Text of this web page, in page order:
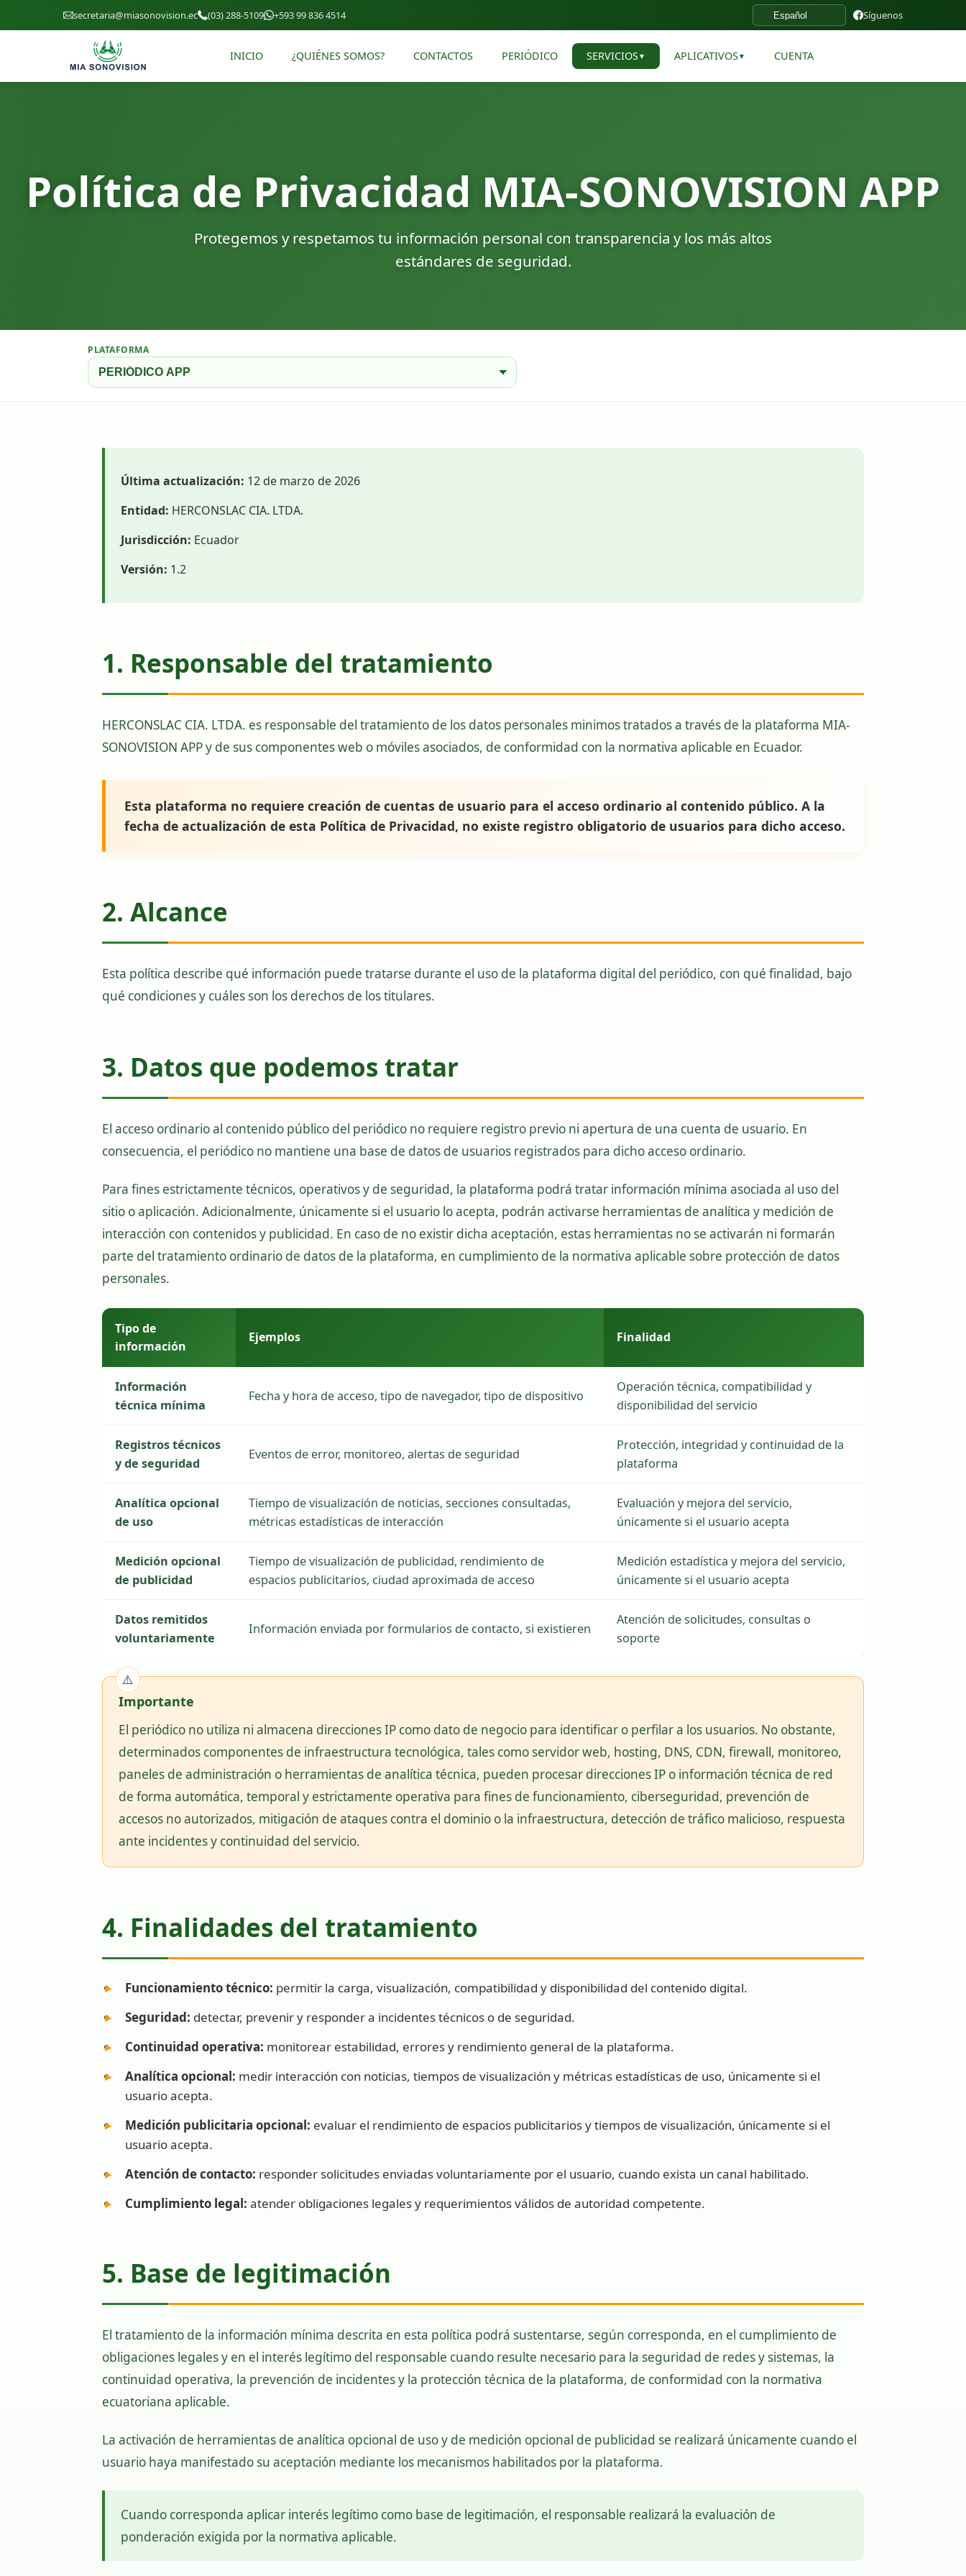
secretaria@miasonovision.ec (03) 288-5109 +593 99 836 4514 Seleccionar idioma Síguenos
INICIO ¿QUIÉNES SOMOS? CONTACTOS PERIÓDICO SERVICIOS▼ APLICATIVOS▼ CUENTA
Política de Privacidad MIA-SONOVISION APP
Protegemos y respetamos tu información personal con transparencia y los más altos
estándares de seguridad.
PLATAFORMA
Última actualización: 12 de marzo de 2026
Entidad: HERCONSLAC CIA. LTDA.
Jurisdicción: Ecuador
Versión: 1.2
1. Responsable del tratamiento
HERCONSLAC CIA. LTDA. es responsable del tratamiento de los datos personales minimos tratados a través de la plataforma MIA-
SONOVISION APP y de sus componentes web o móviles asociados, de conformidad con la normativa aplicable en Ecuador.
Esta plataforma no requiere creación de cuentas de usuario para el acceso ordinario al contenido público. A la
fecha de actualización de esta Política de Privacidad, no existe registro obligatorio de usuarios para dicho acceso.
2. Alcance
Esta política describe qué información puede tratarse durante el uso de la plataforma digital del periódico, con qué finalidad, bajo
qué condiciones y cuáles son los derechos de los titulares.
3. Datos que podemos tratar
El acceso ordinario al contenido público del periódico no requiere registro previo ni apertura de una cuenta de usuario. En
consecuencia, el periódico no mantiene una base de datos de usuarios registrados para dicho acceso ordinario.
Para fines estrictamente técnicos, operativos y de seguridad, la plataforma podrá tratar información mínima asociada al uso del
sitio o aplicación. Adicionalmente, únicamente si el usuario lo acepta, podrán activarse herramientas de analítica y medición de
interacción con contenidos y publicidad. En caso de no existir dicha aceptación, estas herramientas no se activarán ni formarán
parte del tratamiento ordinario de datos de la plataforma, en cumplimiento de la normativa aplicable sobre protección de datos
personales.
Tipo de
información
Ejemplos Finalidad
Información
técnica mínima
Fecha y hora de acceso, tipo de navegador, tipo de dispositivo
Operación técnica, compatibilidad y
disponibilidad del servicio
Registros técnicos
y de seguridad
Eventos de error, monitoreo, alertas de seguridad
Protección, integridad y continuidad de la
plataforma
Analítica opcional
de uso
Tiempo de visualización de noticias, secciones consultadas,
métricas estadísticas de interacción
Evaluación y mejora del servicio,
únicamente si el usuario acepta
Medición opcional
de publicidad
Tiempo de visualización de publicidad, rendimiento de
espacios publicitarios, ciudad aproximada de acceso
Medición estadística y mejora del servicio,
únicamente si el usuario acepta
Datos remitidos
voluntariamente
Información enviada por formularios de contacto, si existieren
Atención de solicitudes, consultas o
soporte
Importante
El periódico no utiliza ni almacena direcciones IP como dato de negocio para identificar o perfilar a los usuarios. No obstante,
determinados componentes de infraestructura tecnológica, tales como servidor web, hosting, DNS, CDN, firewall, monitoreo,
paneles de administración o herramientas de analítica técnica, pueden procesar direcciones IP o información técnica de red
de forma automática, temporal y estrictamente operativa para fines de funcionamiento, ciberseguridad, prevención de
accesos no autorizados, mitigación de ataques contra el dominio o la infraestructura, detección de tráfico malicioso, respuesta
ante incidentes y continuidad del servicio.
4. Finalidades del tratamiento
Funcionamiento técnico: permitir la carga, visualización, compatibilidad y disponibilidad del contenido digital.
Seguridad: detectar, prevenir y responder a incidentes técnicos o de seguridad.
Continuidad operativa: monitorear estabilidad, errores y rendimiento general de la plataforma.
Analítica opcional: medir interacción con noticias, tiempos de visualización y métricas estadísticas de uso, únicamente si el
usuario acepta.
Medición publicitaria opcional: evaluar el rendimiento de espacios publicitarios y tiempos de visualización, únicamente si el
usuario acepta.
Atención de contacto: responder solicitudes enviadas voluntariamente por el usuario, cuando exista un canal habilitado.
Cumplimiento legal: atender obligaciones legales y requerimientos válidos de autoridad competente.
5. Base de legitimación
El tratamiento de la información mínima descrita en esta política podrá sustentarse, según corresponda, en el cumplimiento de
obligaciones legales y en el interés legítimo del responsable cuando resulte necesario para la seguridad de redes y sistemas, la
continuidad operativa, la prevención de incidentes y la protección técnica de la plataforma, de conformidad con la normativa
ecuatoriana aplicable.
La activación de herramientas de analítica opcional de uso y de medición opcional de publicidad se realizará únicamente cuando el
usuario haya manifestado su aceptación mediante los mecanismos habilitados por la plataforma.
Cuando corresponda aplicar interés legítimo como base de legitimación, el responsable realizará la evaluación de
ponderación exigida por la normativa aplicable.